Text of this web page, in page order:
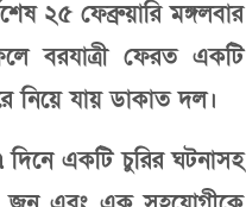
২৫ ফেব্রুয়ারি মঙ্গলবার
বরযাত্রী ফেরত একটি
নিয়ে যায় ডাকাত দল।
দিনে একটি চুরির ঘটনাসহ